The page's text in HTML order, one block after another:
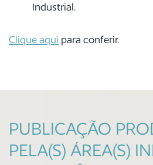
Industrial.
Clique aqui para conferir.
PUBLICAÇÃO
PELA(S) ÁREA(S)